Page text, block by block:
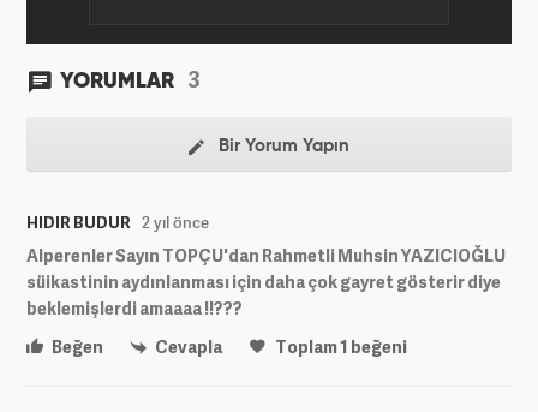
YORUMLAR 3
Bir Yorum Yapın
HIDIR BUDUR 2 yıl önce
Alperenler Sayın TOPÇU'dan Rahmetli Muhsin YAZICIOĞLU
süikastinin aydınlanması için daha çok gayret gösterir diye
beklemişlerdi amaaaa !!???
Beğen
Cevapla Toplam1 beğeni